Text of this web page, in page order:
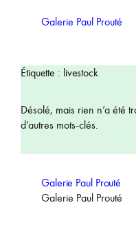
Galerie Paul Prouté
Étiquette : livestock
Désolé, mais rien n’a été
d’autres mots-clés.
Galerie Paul Prouté
Galerie Paul Prouté